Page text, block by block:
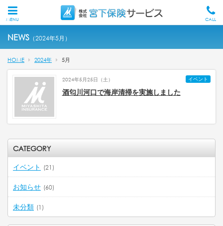
MENU CALL
NEWS （2024年5月）
HOME 2024年 5月
2024年5月25日（土） イベント
酒匂川河口で海岸清掃を実施しました
CATEGORY
イベント (21)
お知らせ (60)
未分類 (1)